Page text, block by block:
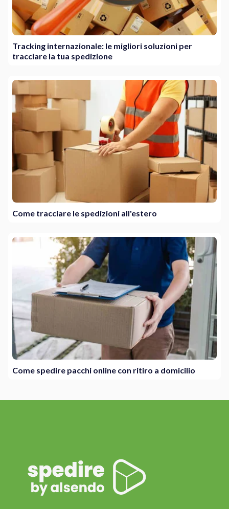
Tracking internazionale: le migliori soluzioni per
tracciare la tua spedizione
Come tracciare le spedizioni all'estero
Come spedire pacchi online con ritiro a domicilio